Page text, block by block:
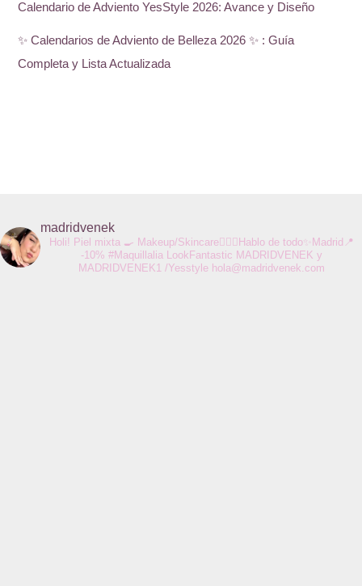
Calendario de Adviento YesStyle 2026: Avance y Diseño
✨ Calendarios de Adviento de Belleza 2026 ✨ : Guía
Completa y Lista Actualizada
madridvenek
Holi! Piel mixta 🍳 Makeup/Skincare💆🏻‍♀️Hablo de todo✨Madrid📍
-10% #Maquillalia LookFantastic MADRIDVENEK y
MADRIDVENEK1 /Yesstylehola@madridvenek.com